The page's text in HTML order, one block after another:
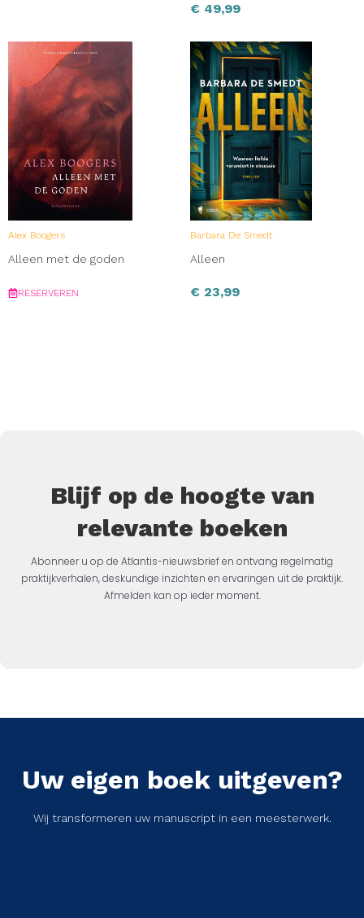
€ 49,99
Alex Boogers
Alleen met de goden
RESERVEREN
Barbara De Smedt
Alleen
€ 23,99
Blijf op de hoogte van
relevante boeken
Abonneer u op de Atlantis-nieuwsbrief en ontvang regelmatig
praktijkverhalen, deskundige inzichten en ervaringen uit de praktijk.
Afmelden kan op ieder moment.
Uw eigen boek uitgeven?
Wij transformeren uw manuscript in een meesterwerk.